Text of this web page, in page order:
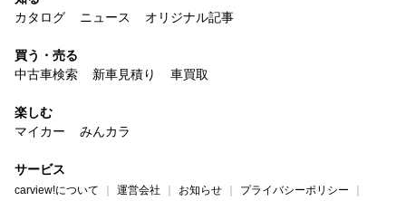
カタログ
ニュース オリジナル記事
買う・売る
中古車検索
新車見積り 車買取
楽しむ
マイカー
みんカラ
サービス
carview!について 運営会社 お知らせ プライバシーポリシー